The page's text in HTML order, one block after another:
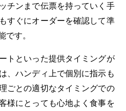
チンまで伝票を持っていく手
すぐにオーダーを確認して準
です。
トといった提供タイミングが
、ハンディ上で個別に指示も
ごとの適切なタイミングでの
様にとっても心地よく食事を